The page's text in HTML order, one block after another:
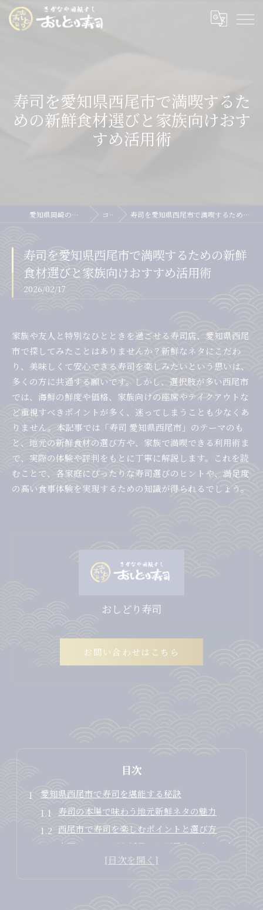
寿司を愛知県西尾市で満喫するた
めの新鮮食材選びと家族向けおす
すめ活用術
愛知県岡崎の寿司ならおしどり寿司 コラム 寿司を愛知県西尾市で満喫するための新鮮食材選びと家族向けおすすめ活用術
寿司を愛知県西尾市で満喫するための新鮮
食材選びと家族向けおすすめ活用術
2026/02/17
家族や友人と特別なひとときを過ごせる寿司店、愛知県西尾
市で探してみたことはありませんか？新鮮なネタにこだわ
り、美味しくて安心できる寿司を楽しみたいという思いは、
多くの方に共通する願いです。しかし、選択肢が多い西尾市
では、海鮮の鮮度や価格、家族向けの座席やテイクアウトな
ど重視すべきポイントが多く、迷ってしまうことも少なくあ
りません。本記事では「寿司 愛知県西尾市」のテーマのも
と、地元の新鮮食材の選び方や、家族で満喫できる利用術ま
で、実際の体験や評判をもとに丁寧に解説します。これを読
むことで、各家庭にぴったりな寿司選びのヒントや、満足度
の高い食事体験を実現するための知識が得られるでしょう。
おしどり寿司
お問い合わせはこちら
目次
愛知県西尾市で寿司を堪能する秘訣
寿司の本場で味わう地元新鮮ネタの魅力
西尾市で寿司を楽しむポイントと選び方
寿司ランキングを活用した西尾市の楽しみ方
西尾の寿司で満足度を高めるコツとは
寿司愛知県西尾市で知る地元評判の秘密